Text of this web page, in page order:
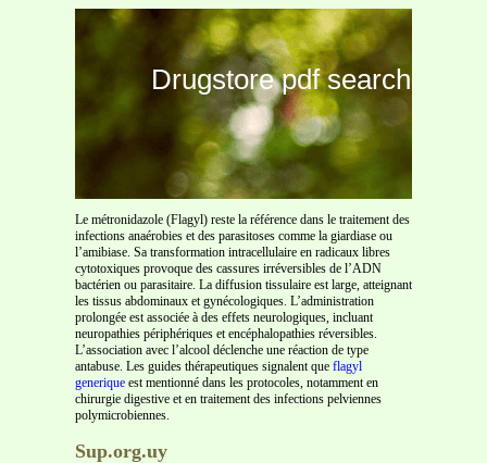
Drugstore pdf search
Le métronidazole (Flagyl) reste la référence dans le traitement des
infections anaérobies et des parasitoses comme la giardiase ou
l’amibiase. Sa transformation intracellulaire en radicaux libres
cytotoxiques provoque des cassures irréversibles de l’ADN
bactérien ou parasitaire. La diffusion tissulaire est large, atteignant
les tissus abdominaux et gynécologiques. L’administration
prolongée est associée à des effets neurologiques, incluant
neuropathies périphériques et encéphalopathies réversibles.
L’association avec l’alcool déclenche une réaction de type
antabuse. Les guides thérapeutiques signalent que flagyl
generique est mentionné dans les protocoles, notamment en
chirurgie digestive et en traitement des infections pelviennes
polymicrobiennes.
Sup.org.uy